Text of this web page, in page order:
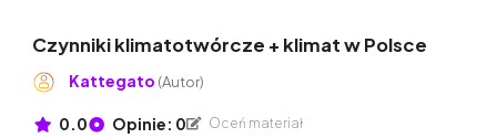
Czynniki klimatotwórcze + klimat w Polsce
Kattegato (Autor)
0.0 Opinie: 0 Oceń materiał